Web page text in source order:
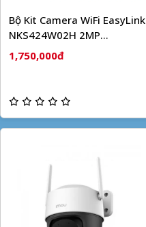
Bộ Kit Camera WiFi EasyLink
NKS424W02H 2MP
HIKVISION
1,750,000đ